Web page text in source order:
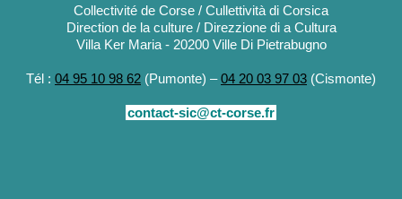
Collectivité de Corse / Cullettività di Corsica
Direction de la culture / Direzzione di a Cultura
Villa Ker Maria - 20200 Ville Di Pietrabugno
Tél : 04 95 10 98 62 (Pumonte) –04 20 03 97 03 (Cismonte)
contact-sic@ct-corse.fr